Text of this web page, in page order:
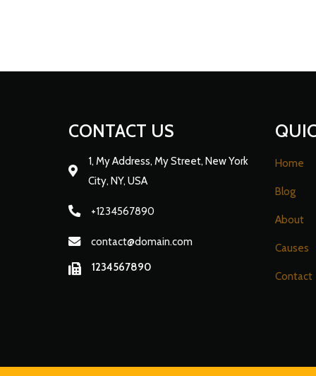
CONTACT US
1, My Address, My Street, New York
City, NY, USA
+1234567890
contact@domain.com
1234567890
Home
Blog
About
Causes
Contact